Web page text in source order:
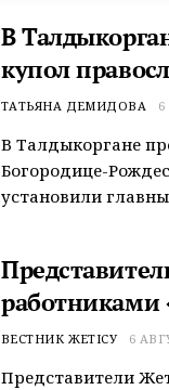
В
купол
ТАТЬЯНА ДЕМИДОВА
В Талдыкоргане
Богородице-
установили
работниками
ВЕСТНИК ЖЕТІСУ 6
Представители